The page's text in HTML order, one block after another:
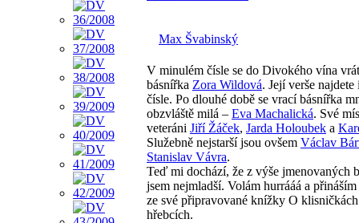
Max Švabinský
V minulém čísle se do Divokého vína
básnířka Zora Wildová. Její verše
čísle. Po dlouhé době se vrací básnířka
obzvláště milá – Eva Machalická. Své
veteráni Jiří Žáček, Jarda Holoubek a
Služebně nejstarší jsou ovšem Václav
Stanislav Vávra.
Teď mi dochází, že z výše jmenovaných
jsem nejmladší. Volám hurrááá a
ze své připravované knížky O
hřebcích.